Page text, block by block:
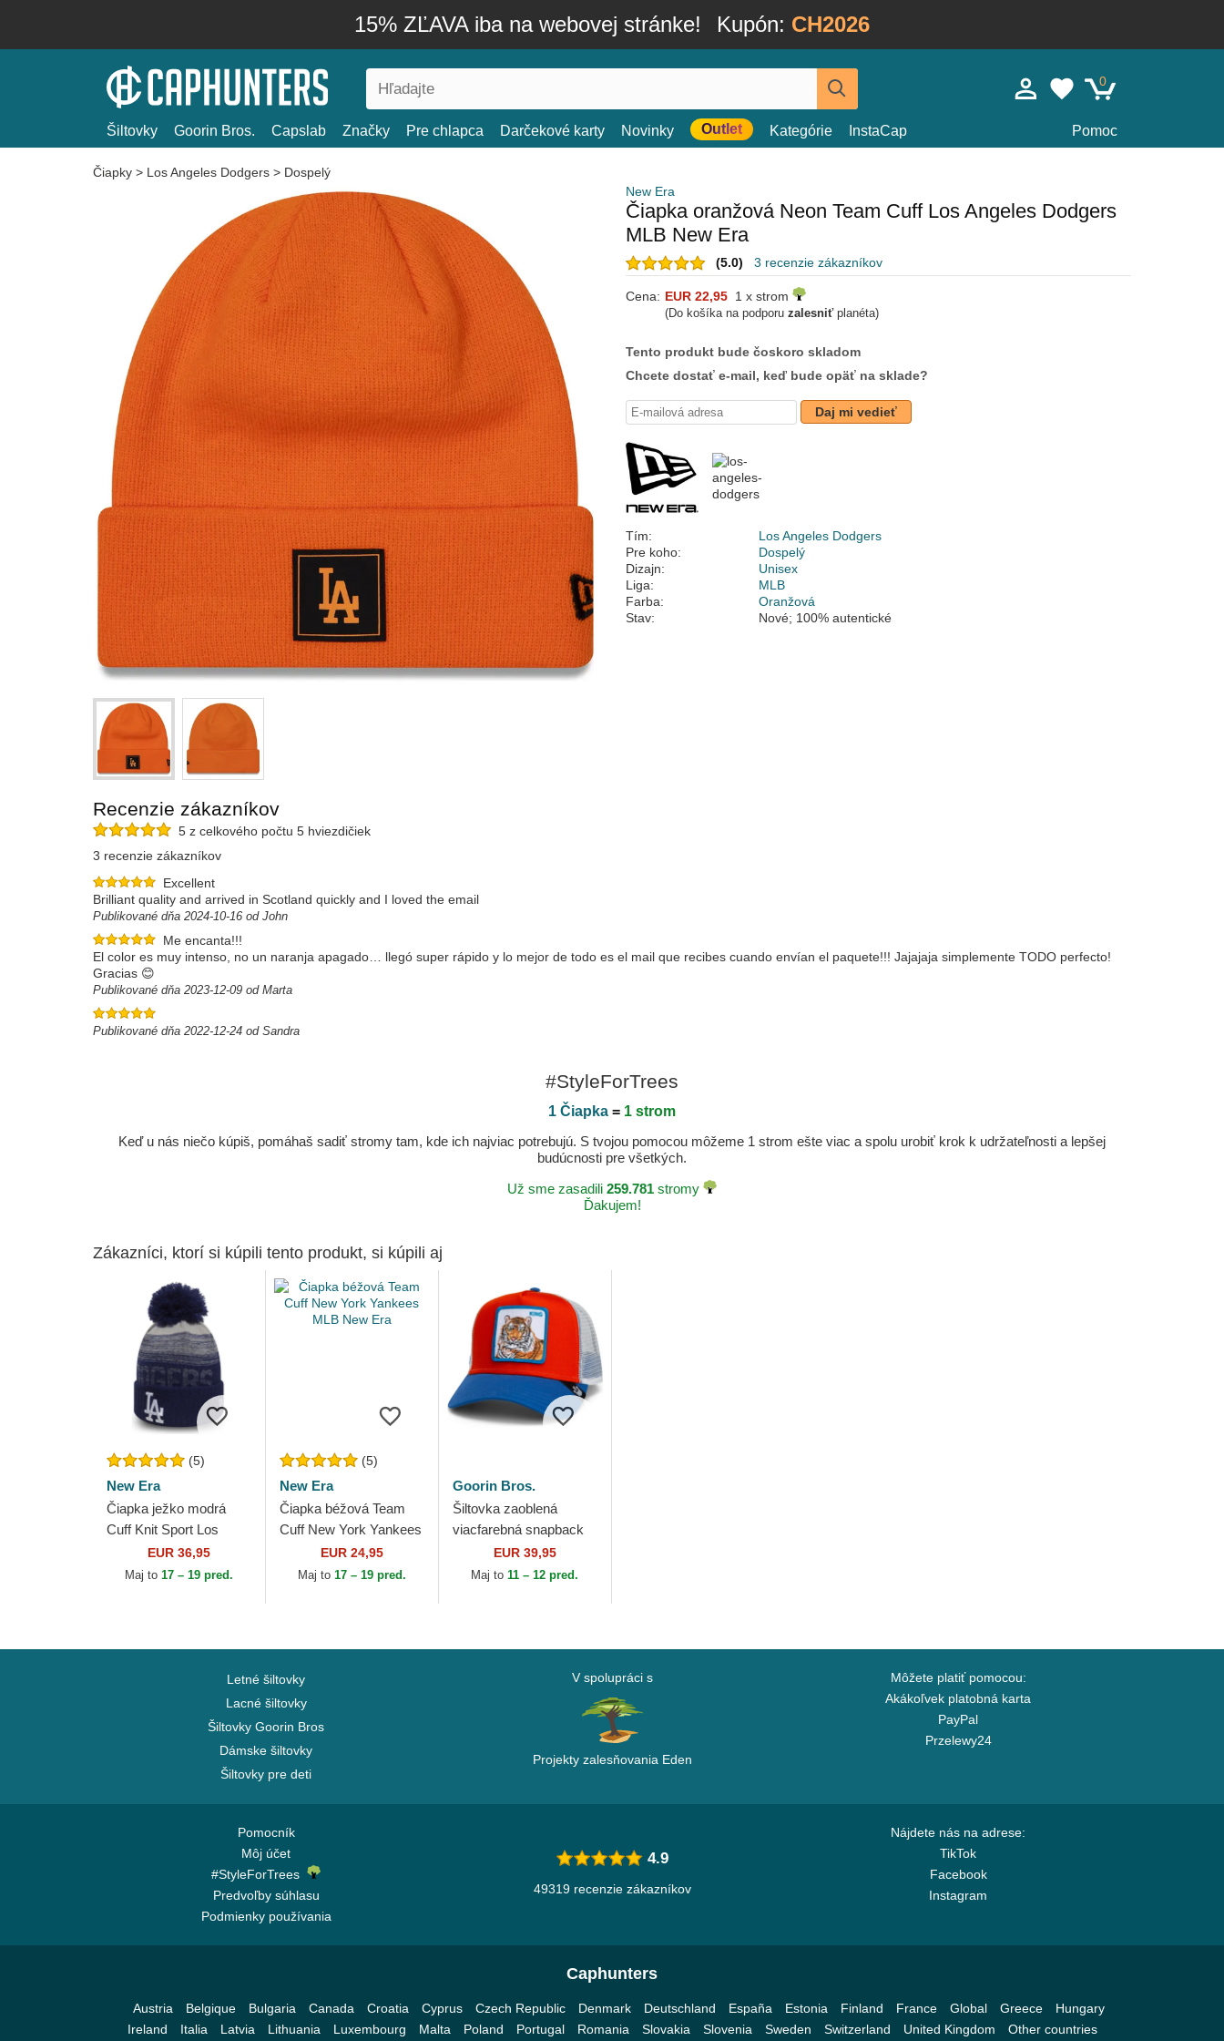
15% ZĽAVA iba na webovej stránke! Kupón: CH2026
0
Šiltovky Goorin Bros. Capslab Značky Pre chlapca Darčekové karty Novinky Outlet Kategórie InstaCap Pomoc
Čiapky > Los Angeles Dodgers > Dospelý
New Era
Čiapka oranžová Neon Team Cuff Los Angeles Dodgers
MLB New Era
(5.0) 3 recenzie zákazníkov
Cena: EUR 22,95 1 x strom
(Do košíka na podporu zalesniťplanéta)
Tento produkt bude čoskoro skladom
Chcete dostať e-mail, keď bude opäť na sklade?
Daj mi vedieť
Tím:
Los Angeles Dodgers
Pre koho:
Dospelý
Dizajn:
Unisex
Liga:
MLB
Farba:
Oranžová
Stav:
Nové; 100% autentické
Recenzie zákazníkov
5 z celkového počtu 5 hviezdičiek
3 recenzie zákazníkov
Excellent
Brilliant quality and arrived in Scotland quickly and I loved the email
Publikované dňa 2024-10-16 od John
Me encanta!!!
El color es muy intenso, no un naranja apagado… llegó super rápido y lo mejor de todo es el mail que recibes cuando envían el paquete!!! Jajajaja simplemente TODO perfecto!
Gracias 😊
Publikované dňa 2023-12-09 od Marta
Publikované dňa 2022-12-24 od Sandra
#StyleForTrees
1 Čiapka = 1 strom
Keď u nás niečo kúpiš, pomáhaš sadiť stromy tam, kde ich najviac potrebujú. S tvojou pomocou môžeme 1 strom ešte viac a spolu urobiť krok k udržateľnosti a lepšej
budúcnosti pre všetkých.
Už sme zasadili 259.781 stromy
Ďakujem!
Zákazníci, ktorí si kúpili tento produkt, si kúpili aj
(5)
New Era
Čiapka ježko modrá
Cuff Knit Sport Los
Angeles Dodgers MLB
New Era
EUR 36,95
Maj to 17 – 19 pred.
(5)
New Era
Čiapka béžová Team
Cuff New York Yankees
MLB New Era
EUR 24,95
Maj to 17 – 19 pred.
Goorin Bros.
Šiltovka zaoblená
viacfarebná snapback
Goorin Bros. King Team
Tiger Original Recipe
EUR 39,95
Maj to11 – 12 pred.
Letné šiltovky
Lacné šiltovky
Šiltovky Goorin Bros
Dámske šiltovky
Šiltovky pre deti
V spolupráci s
Projekty zalesňovania Eden
Môžete platiť pomocou:
Akákoľvek platobná karta
PayPal
Przelewy24
Pomocník
Môj účet
#StyleForTrees
Predvoľby súhlasu
Podmienky používania
Nájdete nás na adrese:
TikTok
Facebook
Instagram
4.9
49319 recenzie zákazníkov
Caphunters
Austria Belgique Bulgaria Canada Croatia Cyprus Czech Republic Denmark Deutschland España Estonia Finland France Global Greece
Hungary
Ireland
Italia Latvia Lithuania Luxembourg Malta Poland Portugal Romania Slovakia Slovenia Sweden Switzerland United Kingdom Other countries